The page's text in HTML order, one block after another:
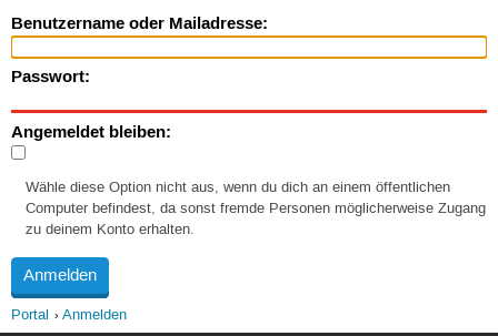
Benutzername oder Mailadresse:
Passwort:
Angemeldet bleiben:
Wähle diese Option nicht aus, wenn du dich an einem öffentlichen
Computer befindest, da sonst fremde Personen möglicherweise Zugang
zu deinem Konto erhalten.
Portal Anmelden